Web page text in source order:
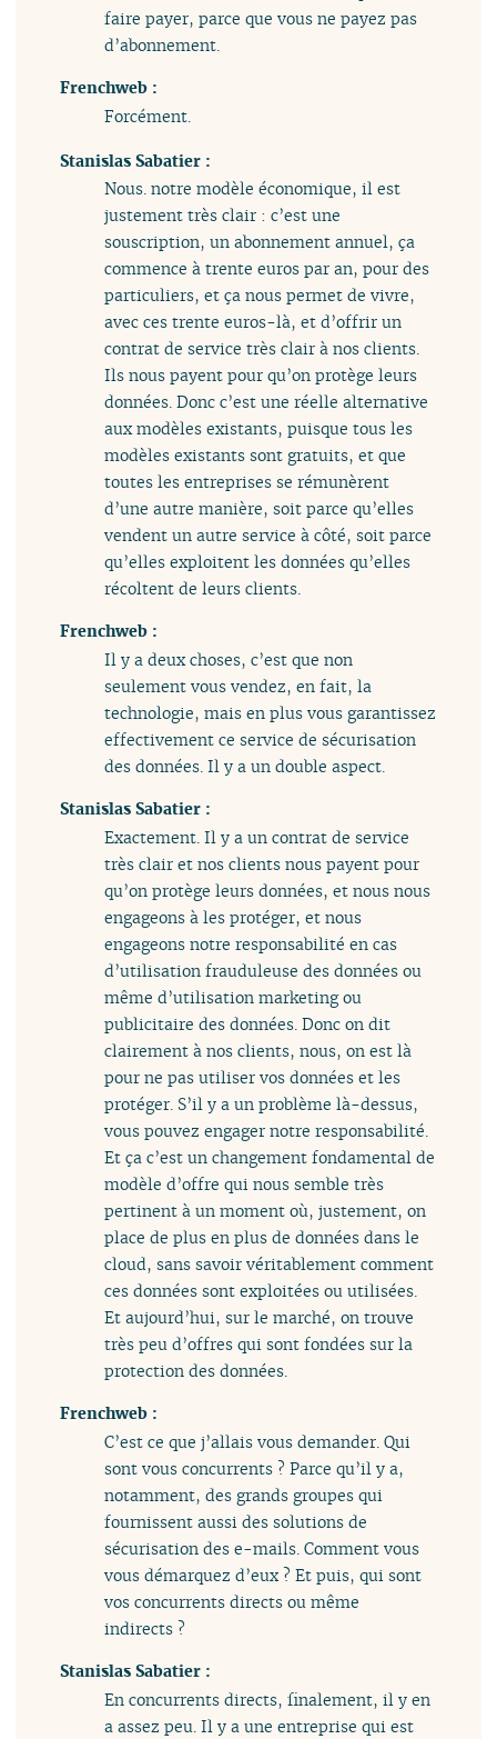
faire payer, parce que vous ne payez pas
d’abonnement.
Frenchweb :
Forcément.
Stanislas Sabatier :
Nous. notre modèle économique, il est
justement très clair : c’est une
souscription, un abonnement annuel, ça
commence à trente euros par an, pour des
particuliers, et ça nous permet de vivre,
avec ces trente euros-là, et d’offrir un
contrat de service très clair à nos clients.
Ils nous payent pour qu’on protège leurs
données. Donc c’est une réelle alternative
aux modèles existants, puisque tous les
modèles existants sont gratuits, et que
toutes les entreprises se rémunèrent
d’une autre manière, soit parce qu’elles
vendent un autre service à côté, soit parce
qu’elles exploitent les données qu’elles
récoltent de leurs clients.
Frenchweb :
Il y a deux choses, c’est que non
seulement vous vendez, en fait, la
technologie, mais en plus vous garantissez
effectivement ce service de sécurisation
des données. Il y a un double aspect.
Stanislas Sabatier :
Exactement. Il y a un contrat de service
très clair et nos clients nous payent pour
qu’on protège leurs données, et nous nous
engageons à les protéger, et nous
engageons notre responsabilité en cas
d’utilisation frauduleuse des données ou
même d’utilisation marketing ou
publicitaire des données. Donc on dit
clairement à nos clients, nous, on est là
pour ne pas utiliser vos données et les
protéger. S’il y a un problème là-dessus,
vous pouvez engager notre responsabilité.
Et ça c’est un changement fondamental de
modèle d’offre qui nous semble très
pertinent à un moment où, justement, on
place de plus en plus de données dans le
cloud, sans savoir véritablement comment
ces données sont exploitées ou utilisées.
Et aujourd’hui, sur le marché, on trouve
très peu d’offres qui sont fondées sur la
protection des données.
Frenchweb :
C’est ce que j’allais vous demander. Qui
sont vous concurrents ? Parce qu’il y a,
notamment, des grands groupes qui
fournissent aussi des solutions de
sécurisation des e-mails. Comment vous
vous démarquez d’eux ? Et puis, qui sont
vos concurrents directs ou même
indirects ?
Stanislas Sabatier :
En concurrents directs, finalement, il y en
a assez peu. Il y a une entreprise qui est